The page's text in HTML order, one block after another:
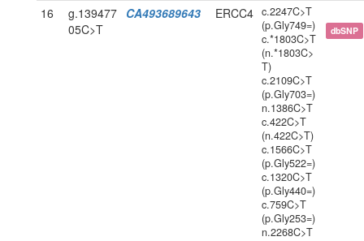
16
g.139477
05C>T
CA493689643 ERCC4 c.2247C>T
(p.Gly749=)
c.*1803C>T
(n.*1803C>
T)
c.2109C>T
(p.Gly703=)
n.1386C>T
c.422C>T
(n.422C>T)
c.1566C>T
(p.Gly522=)
c.1320C>T
(p.Gly440=)
c.759C>T
(p.Gly253=)
n.2268C>T
dbSNP